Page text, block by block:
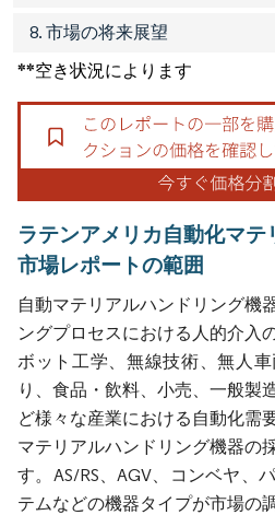
8. 市場の将来展望
**空き状況によります
ラテンアメリカ自動化マ
市場レポートの範囲
自動マテリアルハンドリング機
ングプロセスにおける人的介入
ボット工学、無線技術、無人
り、食品・飲料、小売、一般製
ど様々な産業における自動化需
マテリアルハンドリング機器の
す。AS/RS、AGV、コンベヤ、
テムなどの機器タイプが市場の